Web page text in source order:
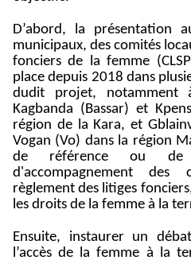
D’abord, la présentation
municipaux, des comités
fonciers de la femme
place depuis 2018 dans
dudit projet, notamment
Kagbanda (Bassar) et
région de la Kara, et
Vogan (Vo) dans la région
de référence ou
d'accompagnement des
règlement des litiges
les droits de la femme à la
Ensuite, instaurer un
l’accès de la femme à la